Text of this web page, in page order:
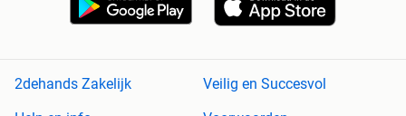
2dehands Zakelijk
Veilig en Succesvol